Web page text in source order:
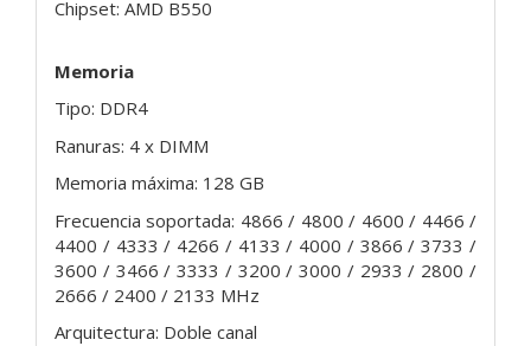
Chipset: AMD B550
Memoria
Tipo: DDR4
Ranuras: 4 x DIMM
Memoria máxima: 128 GB
Frecuencia soportada: 4866 / 4800 / 4600 / 4466 /
4400 / 4333 / 4266 / 4133 / 4000 / 3866 / 3733 /
3600 / 3466 / 3333 / 3200 / 3000 / 2933 / 2800 /
2666 / 2400 / 2133 MHz
Arquitectura: Doble canal